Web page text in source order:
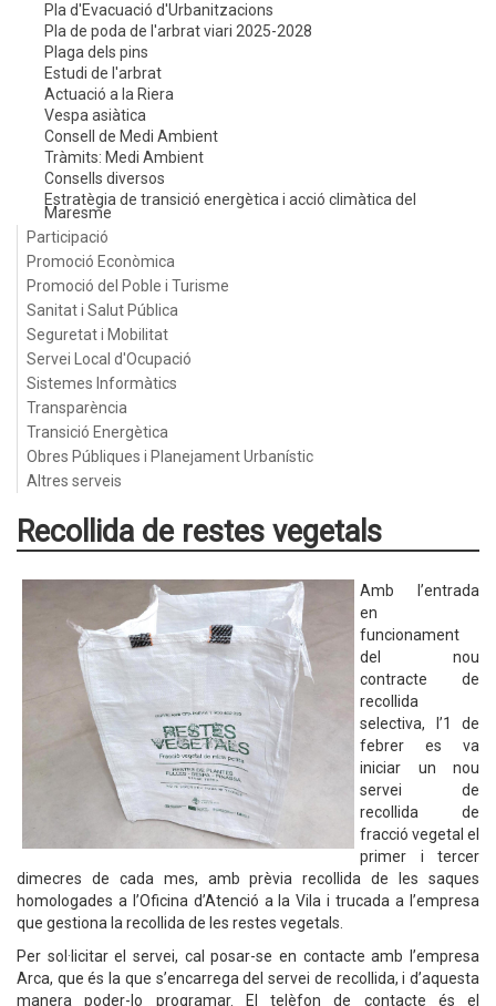
Pla d'Evacuació d'Urbanitzacions
Pla de poda de l'arbrat viari 2025-2028
Plaga dels pins
Estudi de l'arbrat
Actuació a la Riera
Vespa asiàtica
Consell de Medi Ambient
Tràmits: Medi Ambient
Consells diversos
Estratègia de transició energètica i acció climàtica del
Maresme
Participació
Promoció Econòmica
Promoció del Poble i Turisme
Sanitat i Salut Pública
Seguretat i Mobilitat
Servei Local d'Ocupació
Sistemes Informàtics
Transparència
Transició Energètica
Obres Públiques i Planejament Urbanístic
Altres serveis
Recollida de restes vegetals
Amb l’entrada
en
funcionament
del nou
contracte de
recollida
selectiva, l’1 de
febrer es va
iniciar un nou
servei de
recollida de
fracció vegetal el
primer i tercer
dimecres de cada mes, amb prèvia recollida de les saques
homologades a l’Oficina d’Atenció a la Vila i trucada a l’empresa
que gestiona la recollida de les restes vegetals.
Per sol·licitar el servei, cal posar-se en contacte amb l’empresa
Arca, que és la que s’encarrega del servei de recollida, i d’aquesta
manera poder-lo programar. El telèfon de contacte és el